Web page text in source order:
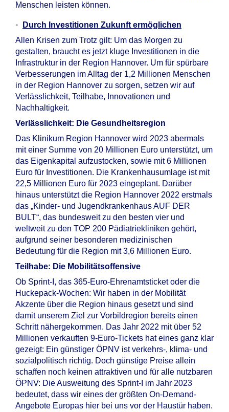
Menschen leisten können.
Durch Investitionen Zukunft ermöglichen
Allen Krisen zum Trotz gilt: Um das Morgen zu
gestalten, braucht es jetzt kluge Investitionen in die
Infrastruktur in der Region Hannover. Um für spürbare
Verbesserungen im Alltag der 1,2 Millionen Menschen
in der Region Hannover zu sorgen, setzen wir auf
Verlässlichkeit, Teilhabe, Innovationen und
Nachhaltigkeit.
Verlässlichkeit: Die Gesundheitsregion
Das Klinikum Region Hannover wird 2023 abermals
mit einer Summe von 20 Millionen Euro unterstützt, um
das Eigenkapital aufzustocken, sowie mit 6 Millionen
Euro für Investitionen. Die Krankenhausumlage ist mit
22,5 Millionen Euro für 2023 eingeplant. Darüber
hinaus unterstützt die Region Hannover 2022 erstmals
das „Kinder- und Jugendkrankenhaus AUF DER
BULT“, das bundesweit zu den besten vier und
weltweit zu den TOP 200 Pädiatriekliniken gehört,
aufgrund seiner besonderen medizinischen
Bedeutung für die Region mit 3,6 Millionen Euro.
Teilhabe: Die Mobilitätsoffensive
Ob Sprint-I, das 365-Euro-Ehrenamtsticket oder die
Huckepack-Wochen: Wir haben in der Mobilität
Akzente über die Region hinaus gesetzt und sind
damit unserem Ziel zur Vorbildregion bereits einen
Schritt nähergekommen. Das Jahr 2022 mit über 52
Millionen verkauften 9-Euro-Tickets hat eines ganz klar
gezeigt: Ein günstiger ÖPNV ist verkehrs-, klima- und
sozialpolitisch richtig. Doch günstige Preise allein
schaffen noch keinen attraktiven und für alle nutzbaren
ÖPNV: Die Ausweitung des Sprint-I im Jahr 2023
bedeutet, dass wir eines der größten On-Demand-
Angebote Europas hier bei uns vor der Haustür haben.